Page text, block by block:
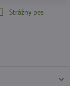
Strážny pes